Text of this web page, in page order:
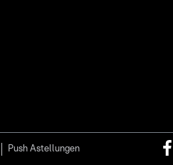
Push Astellungen